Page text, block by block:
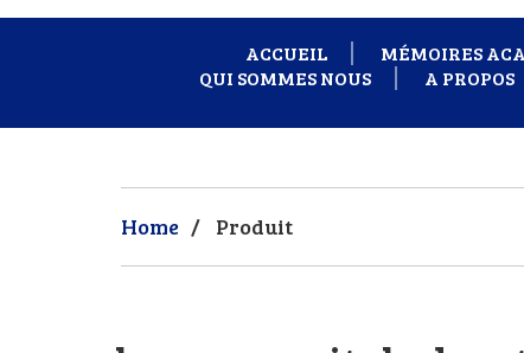
ACCUEIL MÉMOIRES
QUI SOMMES NOUS
A PROPOS
Home / Produit